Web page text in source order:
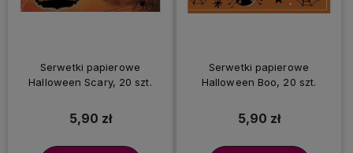
Serwetki papierowe
Halloween Scary, 20 szt.
5,90 zł
Serwetki papierowe
Halloween Boo, 20 szt.
5,90 zł